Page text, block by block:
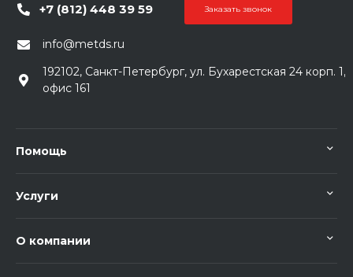
+7 (812) 448 39 59 Заказать звонок
info@metds.ru
192102, Санкт-Петербург, ул. Бухарестская 24 корп. 1,
офис 161
Помощь
Услуги
О компании